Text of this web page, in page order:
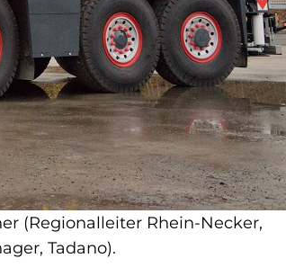
(Regionalleiter Rhein-Necker,
Tadano).